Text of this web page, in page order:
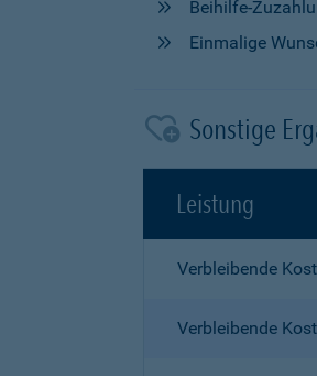
Beihilfe-
Einmalige
Sonstige
Leistung
Verbleibende
Verbleibende